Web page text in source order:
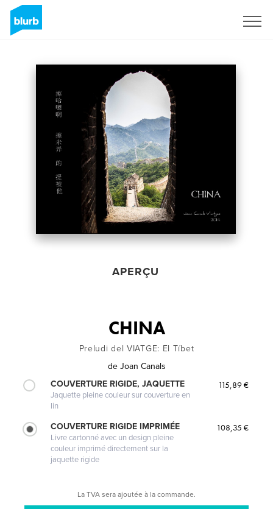
APERÇU
CHINA
Preludi del VIATGE: El Tíbet
de Joan Canals
COUVERTURE RIGIDE, JAQUETTE
Jaquette pleine couleur sur couverture en
lin
115,89 €
COUVERTURE RIGIDE IMPRIMÉE
Livre cartonné avec un design pleine
couleur imprimé directement sur la
jaquette rigide
108,35 €
La TVA sera ajoutée à la commande.